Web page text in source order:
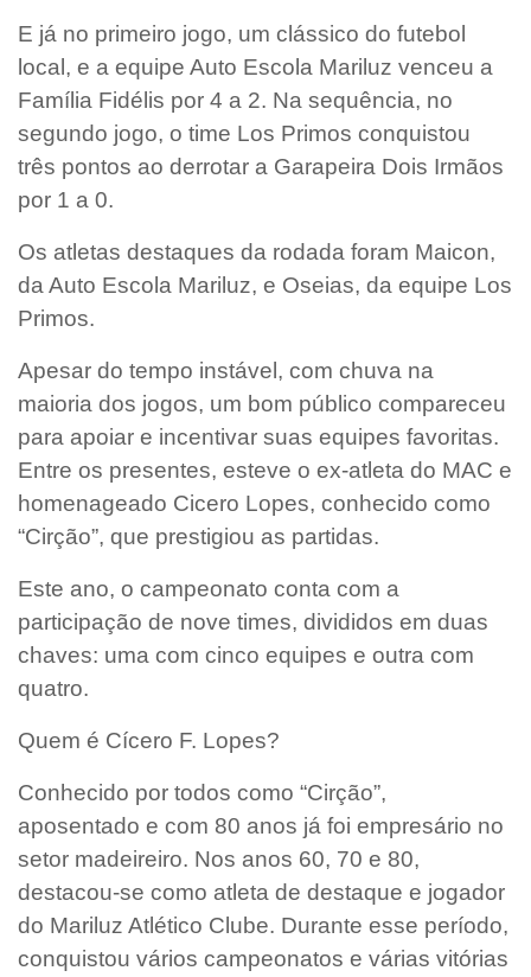
E já no primeiro jogo, um clássico do futebol
local, e a equipe Auto Escola Mariluz venceu a
Família Fidélis por 4 a 2. Na sequência, no
segundo jogo, o time Los Primos conquistou
três pontos ao derrotar a Garapeira Dois Irmãos
por 1 a 0.
Os atletas destaques da rodada foram Maicon,
da Auto Escola Mariluz, e Oseias, da equipe Los
Primos.
Apesar do tempo instável, com chuva na
maioria dos jogos, um bom público compareceu
para apoiar e incentivar suas equipes favoritas.
Entre os presentes, esteve o ex-atleta do MAC e
homenageado Cicero Lopes, conhecido como
“Cirção”, que prestigiou as partidas.
Este ano, o campeonato conta com a
participação de nove times, divididos em duas
chaves: uma com cinco equipes e outra com
quatro.
Quem é Cícero F. Lopes?
Conhecido por todos como “Cirção”,
aposentado e com 80 anos já foi empresário no
setor madeireiro. Nos anos 60, 70 e 80,
destacou-se como atleta de destaque e jogador
do Mariluz Atlético Clube. Durante esse período,
conquistou vários campeonatos e várias vitórias